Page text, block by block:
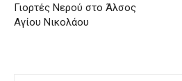
Γιορτές Νερού στο Άλσος
Αγίου Νικολάου